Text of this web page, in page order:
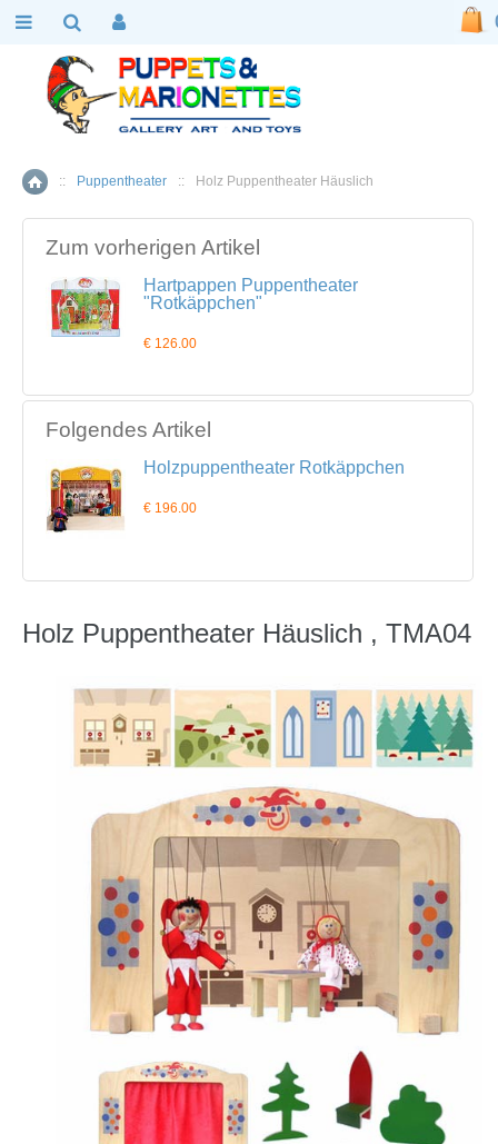
Home
:: Puppentheater :: Holz Puppentheater Häuslich
Zum vorherigen Artikel
Hartpappen Puppentheater
"Rotkäppchen"
€ 126.00
Folgendes Artikel
Holzpuppentheater Rotkäppchen
€ 196.00
Holz Puppentheater Häuslich , TMA04